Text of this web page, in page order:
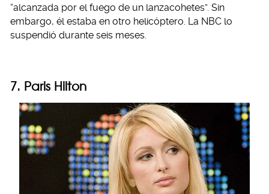
“alcanzada por el fuego de un lanzacohetes”. Sin
embargo, él estaba en otro helicóptero. La NBC lo
suspendió durante seis meses.
7. Paris Hilton